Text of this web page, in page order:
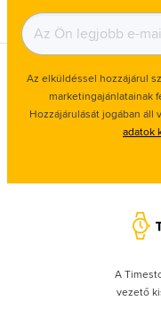
Az elküldéssel hozzájárul
marketingajánlatainak
Hozzájárulását jogában áll
adatok
A
vezető